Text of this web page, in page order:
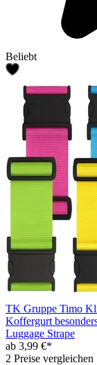
Beliebt
TK Gruppe Timo
Koffergurt
Luggage Strape
ab 3,99 €*
2 Preise vergleichen